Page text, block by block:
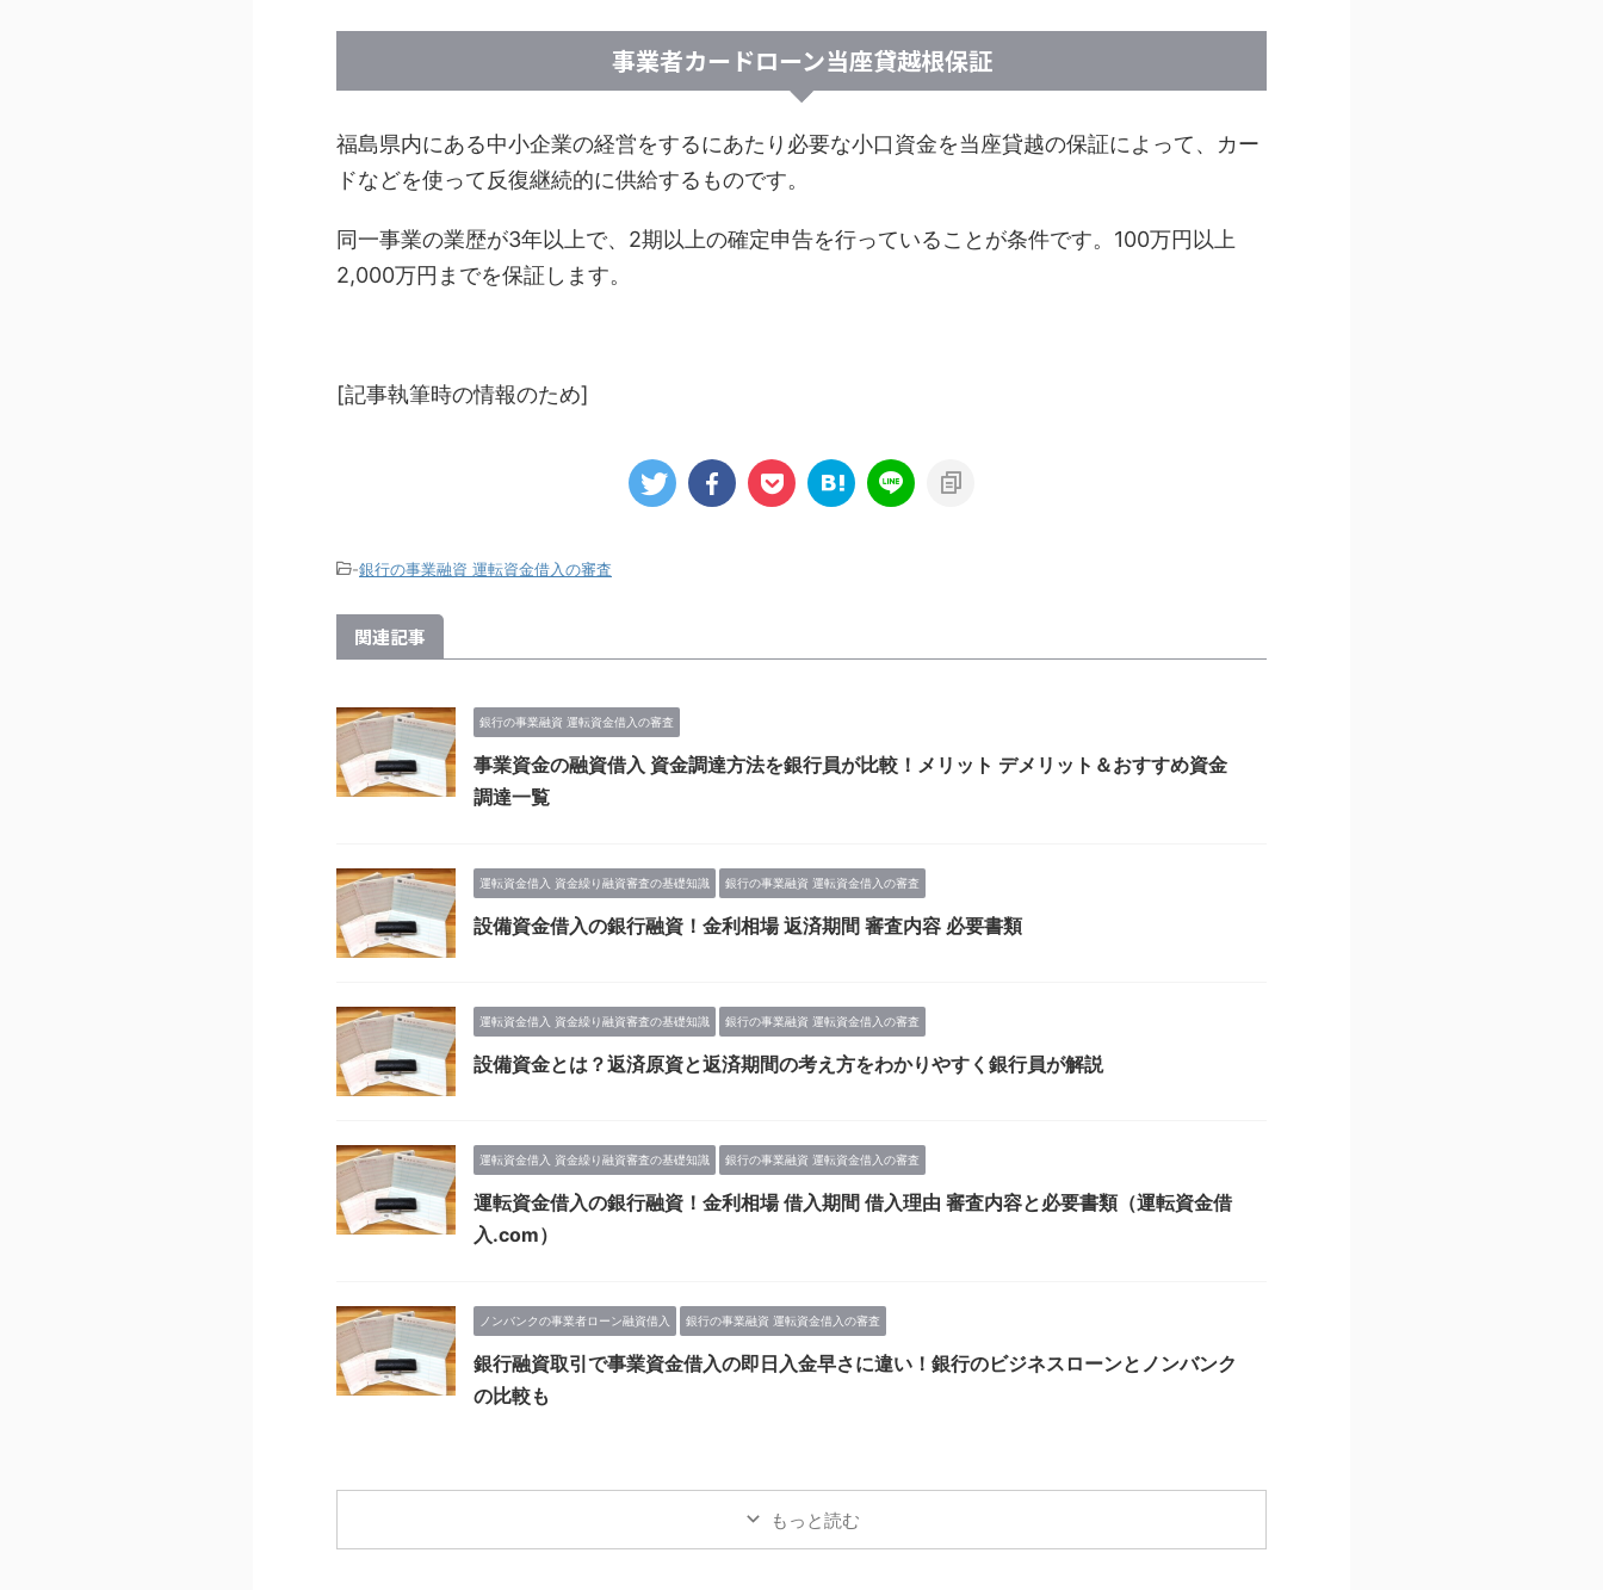
事業者カードローン当座貸越根保証
福島県内にある中小企業の経営をするにあたり必要な小口資金を当座貸越の保証によって、カー
ドなどを使って反復継続的に供給するものです。
同一事業の業歴が3年以上で、2期以上の確定申告を行っていることが条件です。100万円以上
2,000万円までを保証します。
[記事執筆時の情報のため]
-銀行の事業融資 運転資金借入の審査
関連記事
銀行の事業融資 運転資金借入の審査
事業資金の融資借入 資金調達方法を銀行員が比較！メリット デメリット＆おすすめ資金
調達一覧
運転資金借入 資金繰り融資審査の基礎知識 銀行の事業融資 運転資金借入の審査
設備資金借入の銀行融資！金利相場 返済期間 審査内容 必要書類
運転資金借入 資金繰り融資審査の基礎知識 銀行の事業融資 運転資金借入の審査
設備資金とは？返済原資と返済期間の考え方をわかりやすく銀行員が解説
運転資金借入 資金繰り融資審査の基礎知識 銀行の事業融資 運転資金借入の審査
運転資金借入の銀行融資！金利相場 借入期間 借入理由 審査内容と必要書類（運転資金借
入.com）
ノンバンクの事業者ローン融資借入 銀行の事業融資 運転資金借入の審査
銀行融資取引で事業資金借入の即日入金早さに違い！銀行のビジネスローンとノンバンク
の比較も
もっと読む